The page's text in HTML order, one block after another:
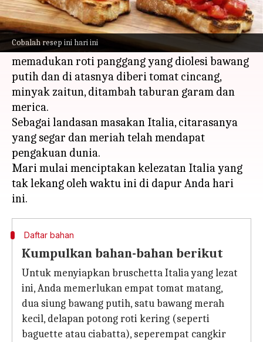
Cobalah resep ini hari ini
Bruschetta, antipasto khas Italia, berasal dari
abad ke-15.
Hidangan ini mengedepankan kesederhanaan,
memadukan roti panggang yang diolesi bawang
putih dan di atasnya diberi tomat cincang,
minyak zaitun, ditambah taburan garam dan
merica.
Sebagai landasan masakan Italia, citarasanya
yang segar dan meriah telah mendapat
pengakuan dunia.
Mari mulai menciptakan kelezatan Italia yang
tak lekang oleh waktu ini di dapur Anda hari
Daftar bahan
Kumpulkan bahan-bahan berikut
Untuk menyiapkan bruschetta Italia yang lezat
ini, Anda memerlukan empat tomat matang,
dua siung bawang putih, satu bawang merah
kecil, delapan potong roti kering (seperti
baguette atau ciabatta), seperempat cangkir